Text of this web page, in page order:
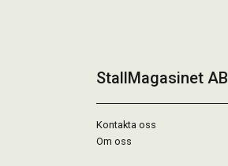
StallMagasinet AB
Kontakta oss
Om oss